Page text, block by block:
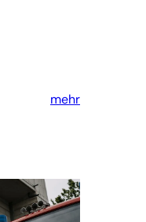
mehr